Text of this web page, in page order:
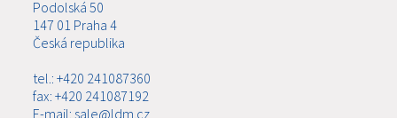
Podolská 50
147 01 Praha 4
Česká republika
tel.: +420 241087360
fax: +420 241087192
E-mail: sale@ldm.cz